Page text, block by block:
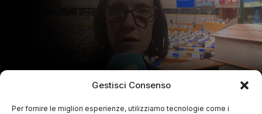
Gestisci Consenso
Per fornire le migliori esperienze, utilizziamo tecnologie come i